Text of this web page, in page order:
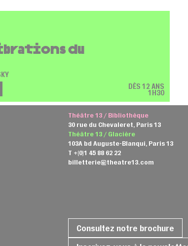
du
DÈS 12 ANS
1H30
Théâtre 13 / Bibliothèque
30 rue du Chevaleret, Paris 13
Théâtre 13 / Glacière
103A bd Auguste-Blanqui, Paris 13
T +(0)1 45 88 62 22
billetterie@theatre13.com
Consultez notre brochure